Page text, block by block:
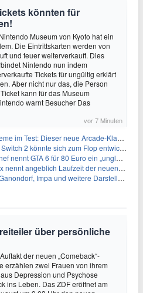
könnten für
Museum von Kyoto hat ein
Die Eintrittskarten werden von
und teuer weiterverkauft. Dies
Nintendo nun indem
Tickets für ungültig erklärt
Aber nicht nur das, die Person
kann für das Museum
warnt Besucher Das
vor 7 Minuten
Dieser neue Arcade-Klassiker verzeiht dir gar nichts
2 könnte sich zum Flop entwickeln
GTA 6 für 80 Euro ein „unglaubliches Schnäppchen“
angeblich Laufzeit der neuen Gameplay-Präsentation
Impa und weitere Darsteller sollen feststehen
über persönliche
der neuen „Comeback“-
erzählen zwei Frauen von ihrem
Depression und Psychose
ins Leben. Das ZDF eröffnet am